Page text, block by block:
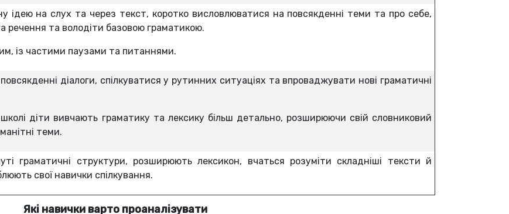
ідею на слух та через текст, коротко висловлюватися на повсякденні теми та про себе,
речення та володіти базовою граматикою.
із частими паузами та питаннями.
діалоги, спілкуватися у рутинних ситуаціях та впроваджувати нові граматичні
діти вивчають граматику та лексику більш детально, розширюючи свій словниковий
теми.
граматичні структури, розширюють лексикон, вчаться розуміти складніші тексти й
свої навички спілкування.
Які навички варто проаналізувати